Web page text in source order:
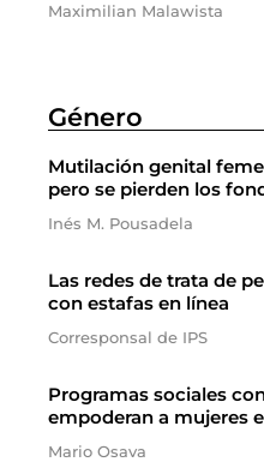
Maximilian Malawista
Género
Mutilación genital
pero se pierden los
Inés M. Pousadela
Las redes de trata de
con estafas en línea
Corresponsal de IPS
Programas sociales
empoderan a mujeres
Mario Osava